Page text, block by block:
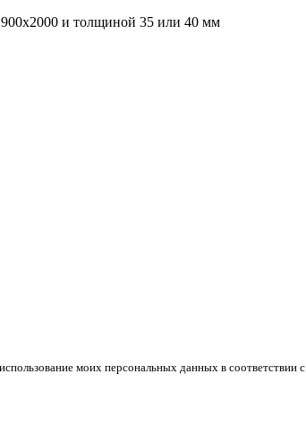
900х2000 и толщиной 35 или 40 мм
моих персональных данных в соответствии с